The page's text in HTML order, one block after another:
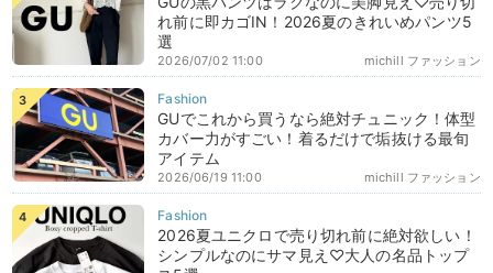
れ前に即カゴIN！2026夏のきれいめパンツ5
選
michill ファッション
2026/07/02 11:00
GUでこれから買うなら絶対チュニック！体型
カバー力がすごい！着るだけで垢抜ける最旬
アイテム
michill ファッション
2026/06/19 11:00
2026夏ユニクロで売り切れ前に絶対欲しい！
シンプルなのにサマ見え♡大人の名品トップ